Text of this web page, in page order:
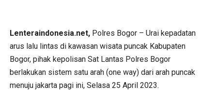
Lenteraindonesia.net, Polres Bogor – Urai kepadatan
arus lalu lintas di kawasan wisata puncak Kabupaten
Bogor, pihak kepolisan Sat Lantas Polres Bogor
berlakukan sistem satu arah (one way) dari arah puncak
menuju jakarta pagi ini, Selasa 25 April 2023.